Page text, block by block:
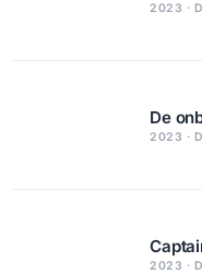
2023 ·
De
2023 ·
2023 ·